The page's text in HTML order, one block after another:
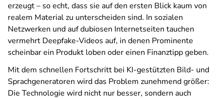
erzeugt – so echt, dass sie auf den ersten Blick kaum von
realem Material zu unterscheiden sind. In sozialen
Netzwerken und auf dubiosen Internetseiten tauchen
vermehrt Deepfake-Videos auf, in denen Prominente
scheinbar ein Produkt loben oder einen Finanztipp geben.
Mit dem schnellen Fortschritt bei KI-gestützten Bild- und
Sprachgeneratoren wird das Problem zunehmend größer:
Die Technologie wird nicht nur besser, sondern auch